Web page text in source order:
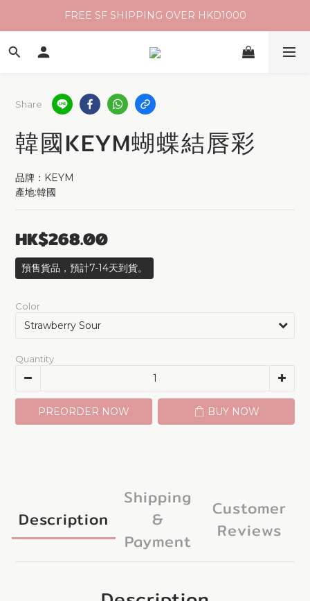
FREE SF SHIPPING OVER HKD1000
Share
韓國KEYM蝴蝶結唇彩
品牌：KEYM
產地:韓國
HK$268.00
預售貨品，預計7-14天到貨。
Color
Quantity
PREORDER NOW BUY NOW
Description
Shipping
&
Payment
Customer
Reviews